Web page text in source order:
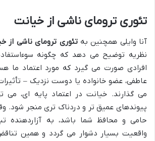
تئوری ترومای ناشی از خیانت
آنا وایلی همچنین بهتئوری ترومای ناشی از
نظریه توضیح می دهد که چگونه
افرادی صورت می گیرد که مورد اعتماد ما
عاطفی، عضو خانواده یا دوست نزدیک –
می گذارند. خیانت در اعتماد پایه ای، می
پیوندهای عمیق تر و دردناک تری منجر شود.
حامی و محافظ شما باشد، به آزاردهنده
واقعیت بسیار دشوار می گردد و همین